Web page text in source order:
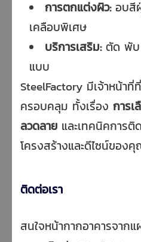
การตกแต่งผิว:อบสี
เคลือบพิเศษ
บริการเสริม:ตัด พับ
แบบ
SteelFactory มีเจ้าหน้าที่
ครอบคลุม ทั้งเรื่องการ
ลวดลาย และเทคนิคการติ
โครงสร้างและดีไซน์ของคุ
ติดต่อเรา
สนใจหน้ากากอาคารจากแ